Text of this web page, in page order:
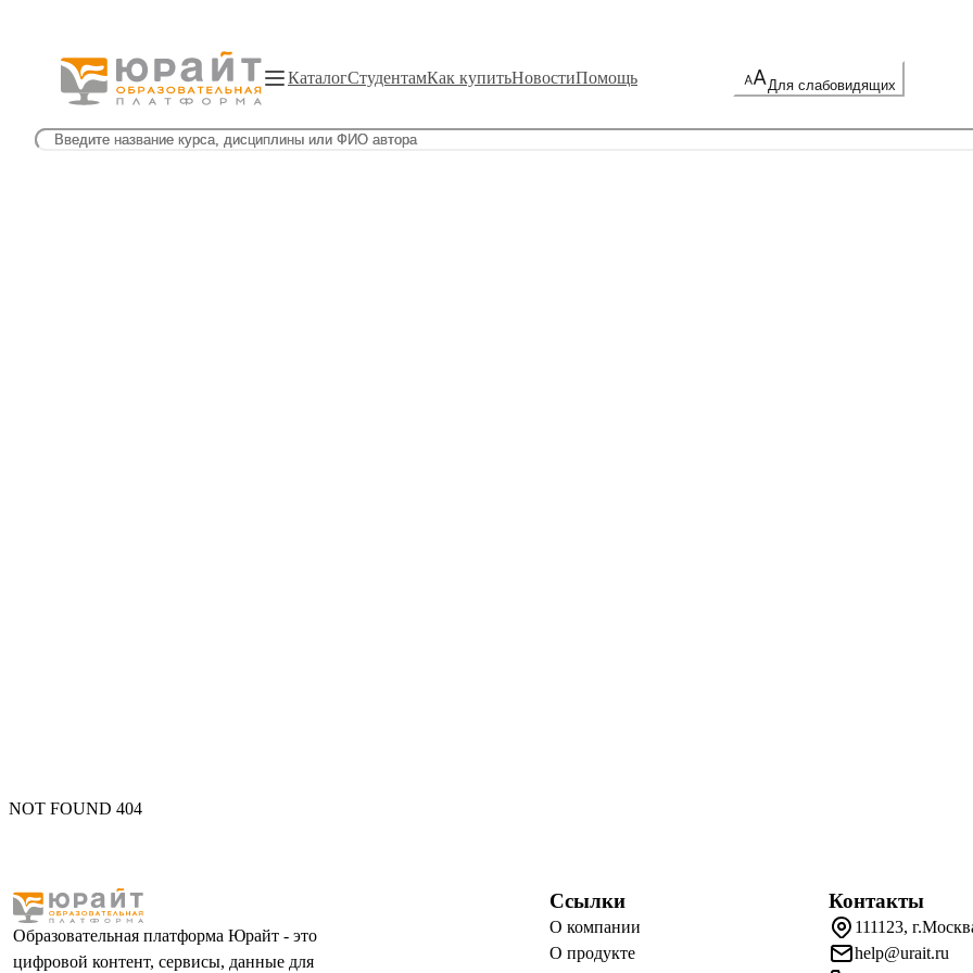
КаталогСтудентамКак купитьНовостиПомощь Для слабовидящих
NOT FOUND 404
Образовательная платформа Юрайт - это
цифровой контент, сервисы, данные для
Ссылки
О компании
О продукте
Контакты
111123,
help@urait.ru